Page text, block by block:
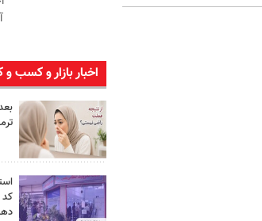
اخبار بازار و کسب و
کد